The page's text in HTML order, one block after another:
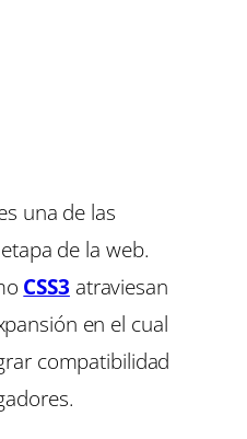
una de las
de la web.
CSS3 atraviesan
en el cual
compatibilidad